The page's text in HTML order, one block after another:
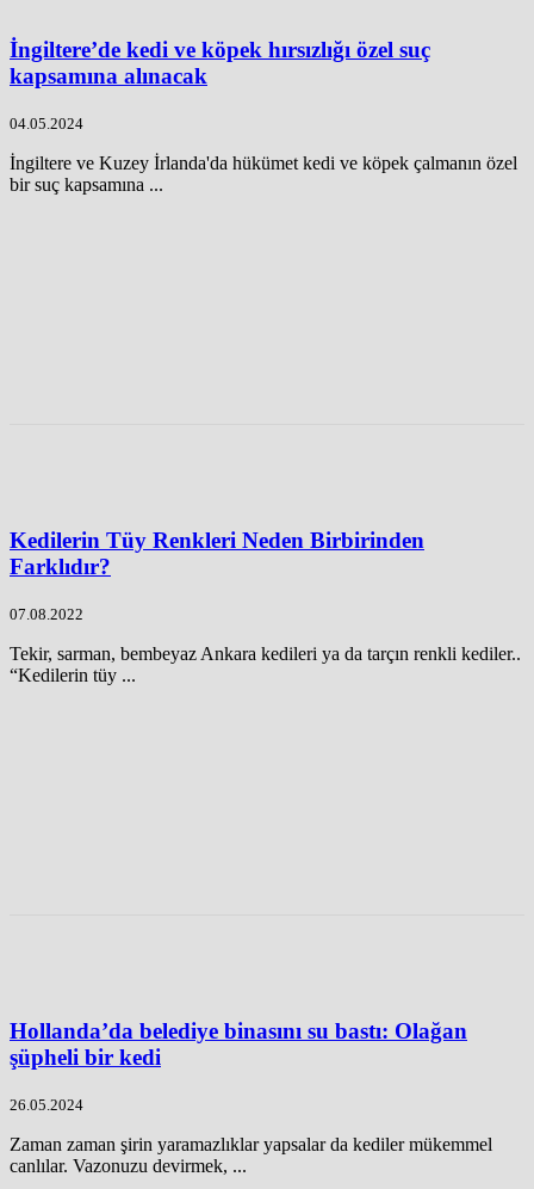
İngiltere’de kedi ve köpek hırsızlığı özel suç
kapsamına alınacak
04.05.2024
İngiltere ve Kuzey İrlanda'da hükümet kedi ve köpek çalmanın özel
bir suç kapsamına ...
Kedilerin Tüy Renkleri Neden Birbirinden
Farklıdır?
07.08.2022
Tekir, sarman, bembeyaz Ankara kedileri ya da tarçın renkli kediler..
“Kedilerin tüy ...
Hollanda’da belediye binasını su bastı: Olağan
şüpheli bir kedi
26.05.2024
Zaman zaman şirin yaramazlıklar yapsalar da kediler mükemmel
canlılar. Vazonuzu devirmek, ...